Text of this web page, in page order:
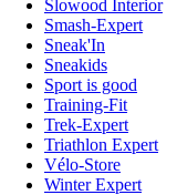
Slowood Interior
Smash-Expert
Sneak'In
Sneakids
Sport is good
Training-Fit
Trek-Expert
Triathlon Expert
Vélo-Store
Winter Expert